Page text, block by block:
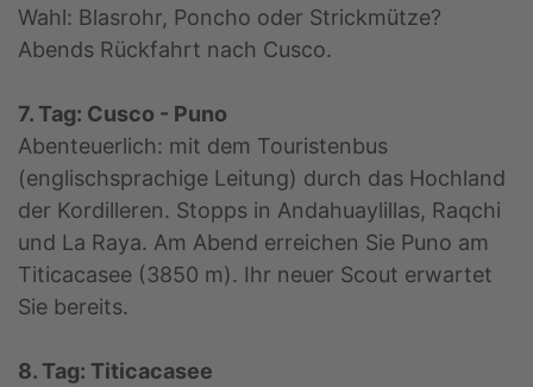
Wahl: Blasrohr, Poncho oder Strickmütze?
Abends Rückfahrt nach Cusco.
7. Tag: Cusco - Puno
Abenteuerlich: mit dem Touristenbus
(englischsprachige Leitung) durch das Hochland
der Kordilleren. Stopps in Andahuaylillas, Raqchi
und La Raya. Am Abend erreichen Sie Puno am
Titicacasee (3850 m). Ihr neuer Scout erwartet
Sie bereits.
8. Tag: Titicacasee